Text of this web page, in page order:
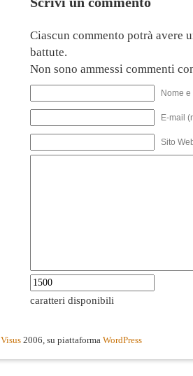
Ciascun commento potrà avere
battute.
Non sono ammessi commenti
Nome
E-mail
Sito
caratteri disponibili
Visus 2006, su piattaforma WordPress